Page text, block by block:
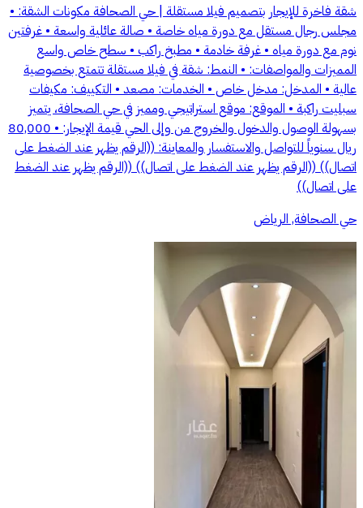
شقة فاخرة للإيجار بتصميم فيلا مستقلة | حي الصحافة مكونات الشقة: •
مجلس رجال مستقل مع دورة مياه خاصة • صالة عائلية واسعة • غرفتين
نوم مع دورة مياه • غرفة خادمة • مطبخ راكب • سطح خاص واسع
المميزات والمواصفات: • النمط: شقة في فيلا مستقلة تتمتع بخصوصية
عالية • المدخل: مدخل خاص • الخدمات: مصعد • التكييف: مكيفات
سبليت راكبة • الموقع: موقع استراتيجي ومميز في حي الصحافة، يتميز
بسهولة الوصول والدخول والخروج من وإلى الحي قيمة الإيجار: • 80,000
ريال سنوياً للتواصل والاستفسار والمعاينة: ((الرقم يظهر عند الضغط على
اتصال)) ((الرقم يظهر عند الضغط على اتصال)) ((الرقم يظهر عند الضغط
على اتصال))
حي الصحافة, الرياض